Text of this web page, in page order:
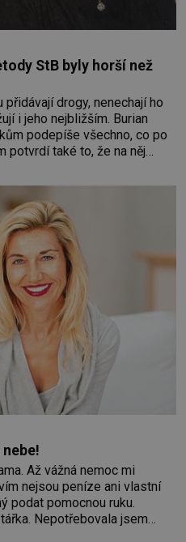
StB byly horší než
drogy, nenechají ho
i jeho nejbližším. Burian
podepíše všechno, co po
potvrdí také to, že na něj
knězem a
Až vážná nemoc mi
nejsou peníze ani vlastní
podat pomocnou ruku.
Nepotřebovala jsem